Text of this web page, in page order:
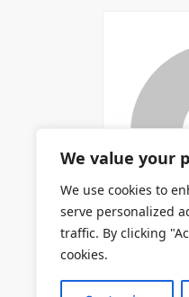
We value your
We use cookies to
serve personalized
traffic. By clicking
cookies.